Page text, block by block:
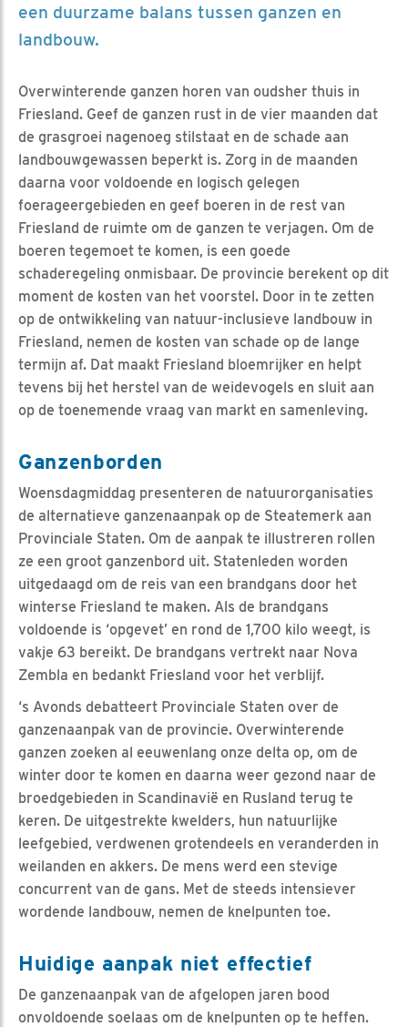
een duurzame balans tussen ganzen en
landbouw.
Overwinterende ganzen horen van oudsher thuis in
Friesland. Geef de ganzen rust in de vier maanden dat
de grasgroei nagenoeg stilstaat en de schade aan
landbouwgewassen beperkt is. Zorg in de maanden
daarna voor voldoende en logisch gelegen
foerageergebieden en geef boeren in de rest van
Friesland de ruimte om de ganzen te verjagen. Om de
boeren tegemoet te komen, is een goede
schaderegeling onmisbaar. De provincie berekent op dit
moment de kosten van het voorstel. Door in te zetten
op de ontwikkeling van natuur-inclusieve landbouw in
Friesland, nemen de kosten van schade op de lange
termijn af. Dat maakt Friesland bloemrijker en helpt
tevens bij het herstel van de weidevogels en sluit aan
op de toenemende vraag van markt en samenleving.
Ganzenborden
Woensdagmiddag presenteren de natuurorganisaties
de alternatieve ganzenaanpak op de Steatemerk aan
Provinciale Staten. Om de aanpak te illustreren rollen
ze een groot ganzenbord uit. Statenleden worden
uitgedaagd om de reis van een brandgans door het
winterse Friesland te maken. Als de brandgans
voldoende is ‘opgevet’ en rond de 1,700 kilo weegt, is
vakje 63 bereikt. De brandgans vertrekt naar Nova
Zembla en bedankt Friesland voor het verblijf.
‘s Avonds debatteert Provinciale Staten over de
ganzenaanpak van de provincie. Overwinterende
ganzen zoeken al eeuwenlang onze delta op, om de
winter door te komen en daarna weer gezond naar de
broedgebieden in Scandinavië en Rusland terug te
keren. De uitgestrekte kwelders, hun natuurlijke
leefgebied, verdwenen grotendeels en veranderden in
weilanden en akkers. De mens werd een stevige
concurrent van de gans. Met de steeds intensiever
wordende landbouw, nemen de knelpunten toe.
Huidige aanpak niet effectief
De ganzenaanpak van de afgelopen jaren bood
onvoldoende soelaas om de knelpunten op te heffen.